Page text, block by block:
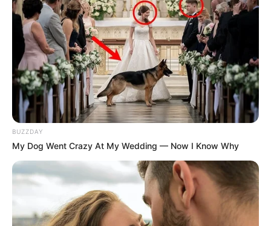
BUZZDAY
My Dog Went Crazy At My Wedding — Now I Know Why